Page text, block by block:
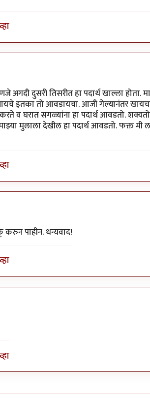
अगदी दुसरी तिसरीत हा पदार्थ खाल्ला होता.
इतका तो आवडायचा. आजी गेल्यानंतर
व घरात सगळ्यांना हा पदार्थ आवडतो.
मुलाला देखील हा पदार्थ आवडतो. फक्त
पाहीन. धन्यवाद!